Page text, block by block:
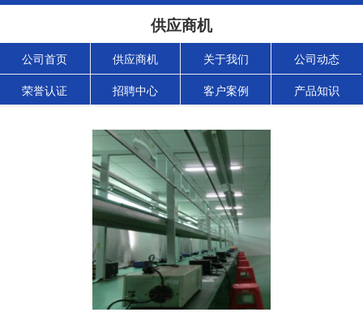
供应商机
公司首页 供应商机 关于我们 公司动态
荣誉认证 招聘中心 客户案例 产品知识